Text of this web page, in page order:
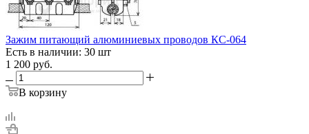
Зажим питающий алюминиевых проводов КС-064
Есть в наличии: 30 шт
1 200 руб.
В корзину